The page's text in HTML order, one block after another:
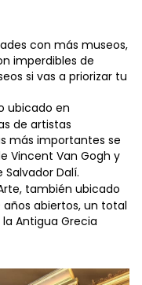
con más museos,
imperdibles de
si vas a priorizar tu
ubicado en
de artistas
más importantes se
Vincent Van Gogh y
Salvador Dalí.
también ubicado
abiertos, un total
Antigua Grecia